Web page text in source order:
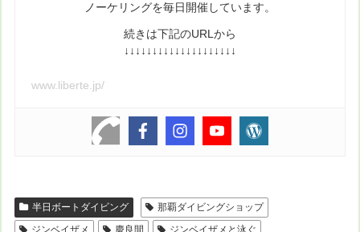
ノーケリングを毎日開催しています。
続きは下記のURLから
↓↓↓↓↓↓↓↓↓↓↓↓↓↓↓↓↓↓↓↓
www.liberte.jp/
半日ボートダイビング
那覇ダイビングショップ
ジンベイザメ
慶良間
ジンベイザメと泳ぐ